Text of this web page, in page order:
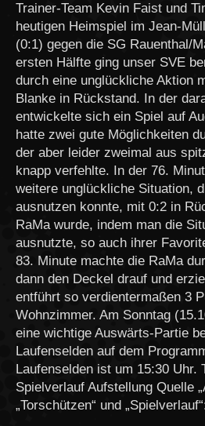
Trainer-Team Kevin Faist und
heutigen Heimspiel im Jean-
(0:1) gegen die SG Rauenthal/
ersten Hälfte ging unser SVE
durch eine unglückliche Aktion
Blanke in Rückstand. In der
entwickelte sich ein Spiel auf
hatte zwei gute Möglichkeiten
der aber leider zweimal aus
knapp verfehlte. In der 76.
weitere unglückliche Situation,
ausnutzen konnte, mit 0:2 in
RaMa wurde, indem man die
ausnutzte, so auch ihrer
83. Minute machte die RaMa
dann den Deckel drauf und
entführt so verdientermaßen 3
Wohnzimmer. Am Sonntag
eine wichtige Auswärts-Partie
Laufenselden auf dem
Laufenselden ist um 15:30 Uhr.
Spielverlauf Aufstellung Quelle
„Torschützen“ und